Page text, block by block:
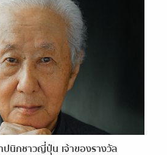
กชาวญี่ปุ่น เจ้าของรางวัล